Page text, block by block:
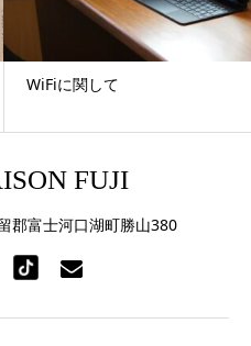
WiFiに関して
FUJI
郡富士河口湖町勝山380